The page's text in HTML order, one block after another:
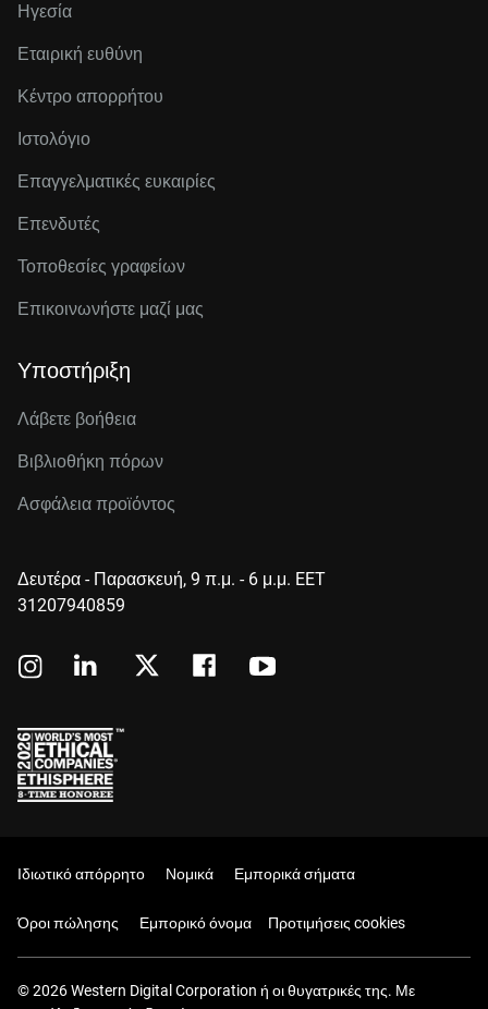
Ηγεσία
Εταιρική ευθύνη
Κέντρο απορρήτου
Ιστολόγιο
Επαγγελματικές ευκαιρίες
Επενδυτές
Τοποθεσίες γραφείων
Επικοινωνήστε μαζί μας
Υποστήριξη
Λάβετε βοήθεια
Βιβλιοθήκη πόρων
Ασφάλεια προϊόντος
Δευτέρα - Παρασκευή, 9 π.μ. - 6 μ.μ. EET
31207940859
Ιδιωτικό απόρρητο Νομικά Εμπορικά σήματα
Όροι πώλησης Εμπορικό όνομα Προτιμήσεις cookies
© 2026 Western Digital Corporation ή οι θυγατρικές της. Με